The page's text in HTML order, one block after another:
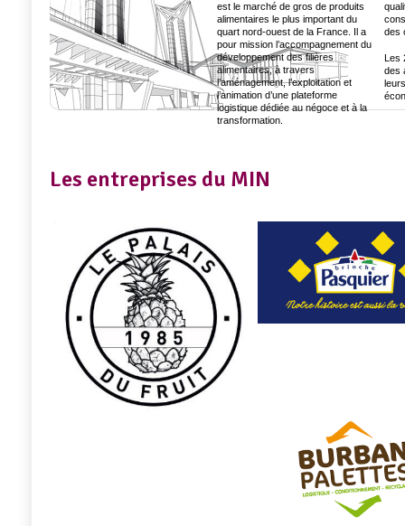
est le marché de gros de produits
alimentaires le plus important du
quart nord-ouest de la France. Il a
pour mission l’accompagnement du
développement des filières
alimentaires, à travers
l’aménagement, l’exploitation et
l’animation d’une plateforme
logistique dédiée au négoce et à la
transformation.
des
Les
des
Les entreprises du MIN